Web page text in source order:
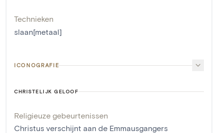
Technieken
slaan[metaal]
ICONOGRAFIE
CHRISTELIJK GELOOF
Religieuze gebeurtenissen
Christus verschijnt aan de Emmausgangers